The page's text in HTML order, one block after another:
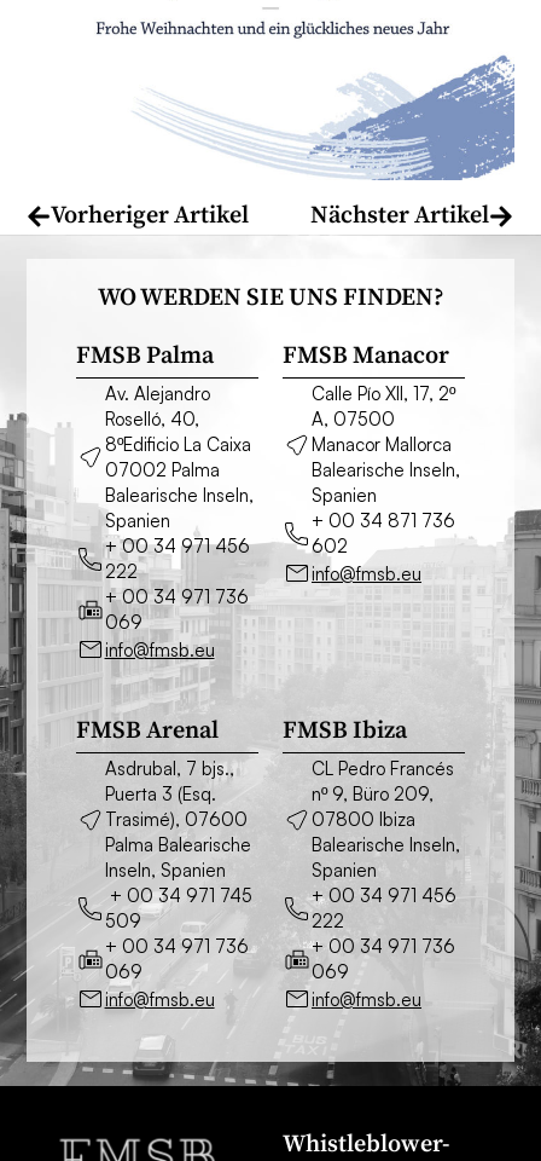
Vorheriger Artikel Nächster Artikel
WO WERDEN SIE UNS FINDEN?
FMSB Palma
Av. Alejandro
Roselló, 40,
8ºEdificio La Caixa
07002 Palma
Balearische Inseln,
Spanien
+ 00 34 971 456
222
+ 00 34 971 736
069
info@fmsb.eu
FMSB Manacor
Calle Pío XII, 17, 2º
A, 07500
Manacor Mallorca
Balearische Inseln,
Spanien
+ 00 34 871 736
602
info@fmsb.eu
FMSB Arenal
Asdrubal, 7 bjs.,
Puerta 3 (Esq.
Trasimé), 07600
Palma Balearische
Inseln, Spanien
+ 00 34 971 745
509
+ 00 34 971 736
069
info@fmsb.eu
FMSB Ibiza
CL Pedro Francés
nº 9, Büro 209,
07800 Ibiza
Balearische Inseln,
Spanien
+ 00 34 971 456
222
+ 00 34 971 736
069
info@fmsb.eu
Whistleblower-